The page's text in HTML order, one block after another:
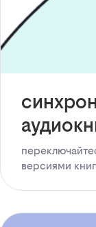
версиями